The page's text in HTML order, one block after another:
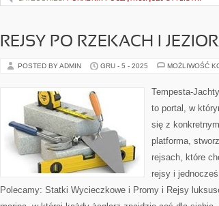
REJSY PO RZEKACH I
POSTED BY ADMIN GRU - 5 - 2025 MOŻLIWOŚĆ
Tempesta-
to portal, w
się z
platforma,
rejsach, które
rejsy i
Polecamy: Statki Wycieczkowe i Promy i Rejsy